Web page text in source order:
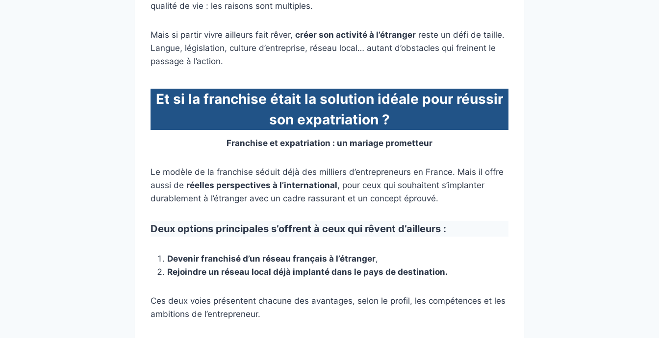
qualité de vie : les raisons sont multiples.
Mais si partir vivre ailleurs fait rêver, créer son activité à l’étranger reste un défi de taille.
Langue, législation, culture d’entreprise, réseau local… autant d’obstacles qui freinent le
passage à l’action.
Et si la franchise était la solution idéale pour réussir
son expatriation ?
Franchise et expatriation : un mariage prometteur
Le modèle de la franchise séduit déjà des milliers d’entrepreneurs en France. Mais il offre
aussi de réelles perspectives à l’international, pour ceux qui souhaitent s’implanter
durablement à l’étranger avec un cadre rassurant et un concept éprouvé.
Deux options principales s’offrent à ceux qui rêvent d’ailleurs :
Devenir franchisé d’un réseau français à l’étranger,
Rejoindre un réseau local déjà implanté dans le pays de destination.
Ces deux voies présentent chacune des avantages, selon le profil, les compétences et les
ambitions de l’entrepreneur.